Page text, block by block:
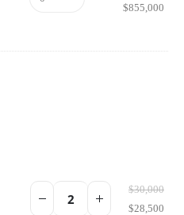
$855,000
$30,000
$28,500